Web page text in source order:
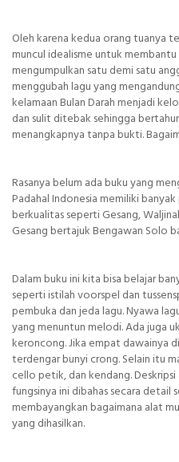
Oleh karena kedua orang tuanya
muncul idealisme untuk membantu
mengumpulkan satu demi satu
menggubah lagu yang
kelamaan Bulan Darah menjadi
dan sulit ditebak sehingga
menangkapnya tanpa bukti.
Rasanya belum ada buku yang
Padahal Indonesia memiliki
berkualitas seperti Gesang,
Gesang bertajuk Bengawan Solo
Dalam buku ini kita bisa belajar
seperti istilah voorspel dan
pembuka dan jeda lagu. Nyawa
yang menuntun melodi. Ada juga
keroncong. Jika empat dawainya
terdengar bunyi crong. Selain itu
cello petik, dan kendang.
fungsinya ini dibahas secara detail
membayangkan bagaimana alat
yang dihasilkan.